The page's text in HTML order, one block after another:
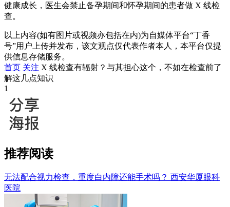
健康成长，医生会禁止备孕期间和怀孕期间的患者做 X 线检
查。
以上内容(如有图片或视频亦包括在内)为自媒体平台“丁香
号”用户上传并发布，该文观点仅代表作者本人，本平台仅提
供信息存储服务。
首页 关注 X 线检查有辐射？与其担心这个，不如在检查前了
解这几点知识
1
推荐阅读
无法配合视力检查，重度白内障还能手术吗？ 西安华厦眼科
医院